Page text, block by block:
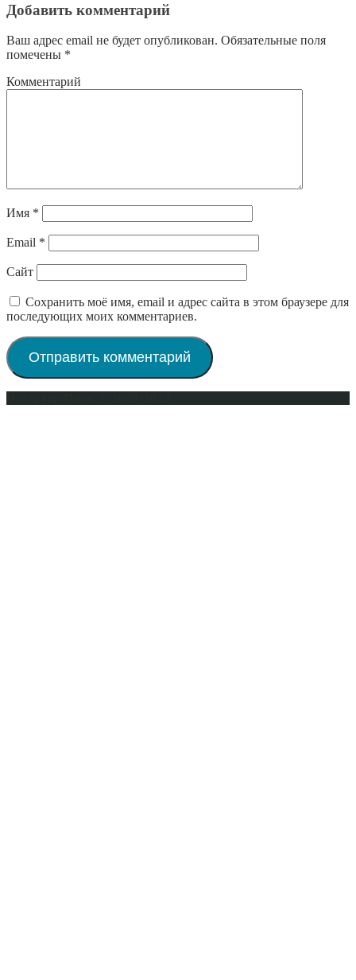
Добавить комментарий
Ваш адрес email не будет опубликован. Обязательные поля
помечены *
Комментарий
Имя *
Email *
Сайт
Сохранить моё имя, email и адрес сайта в этом браузере для
последующих моих комментариев.